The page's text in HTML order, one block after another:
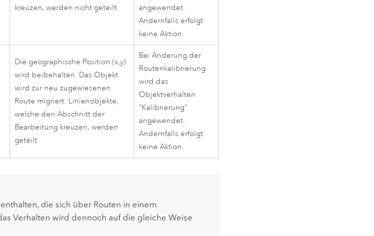
kreuzen, werden nicht geteilt.
angewendet.
Andernfalls erfolgt
keine Aktion.
Die geographische Position (x,y)
wird beibehalten. Das Objekt
wird zur neu zugewiesenen
Route migriert. Linienobjekte,
welche den Abschnitt der
Bearbeitung kreuzen, werden
geteilt.
Bei Änderung der
Routenkalibrierung
wird das
Objektverhalten
"Kalibrierung"
angewendet.
Andernfalls erfolgt
keine Aktion.
die sich über Routen in einem
Verhalten wird dennoch auf die gleiche Weise